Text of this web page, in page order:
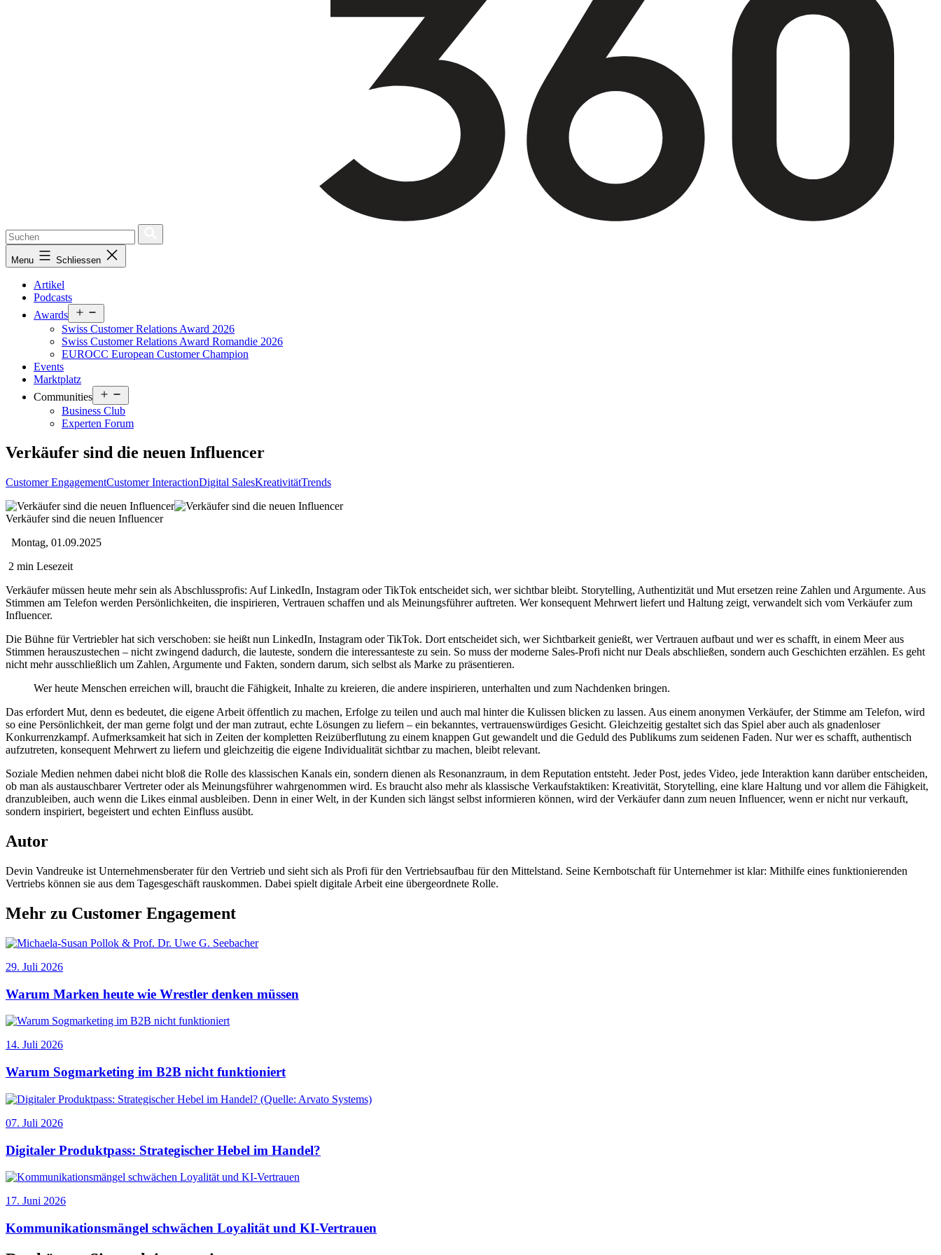
Menu Schliessen
Artikel
Podcasts
Awards
menu
Swiss Customer Relations Award 2026
Swiss Customer Relations Award Romandie 2026
EUROCC European Customer Champion
Events
Marktplatz
Communities
menu
Business Club
Experten Forum
Verkäufer sind die neuen Influencer
Customer EngagementCustomer InteractionDigital SalesKreativitätTrends
Verkäufer sind die neuen Influencer
Montag, 01.09.2025
2 min Lesezeit
Verkäufer müssen heute mehr sein als Abschlussprofis: Auf LinkedIn, Instagram oder TikTok entscheidet sich, wer sichtbar bleibt. Storytelling, Authentizität und Mut ersetzen reine Zahlen und Argumente. Aus
Stimmen am Telefon werden Persönlichkeiten, die inspirieren, Vertrauen schaffen und als Meinungsführer auftreten. Wer konsequent Mehrwert liefert und Haltung zeigt, verwandelt sich vom Verkäufer zum
Influencer.
Die Bühne für Vertriebler hat sich verschoben: sie heißt nun LinkedIn, Instagram oder TikTok. Dort entscheidet sich, wer Sichtbarkeit genießt, wer Vertrauen aufbaut und wer es schafft, in einem Meer aus
Stimmen herauszustechen – nicht zwingend dadurch, die lauteste, sondern die interessanteste zu sein. So muss der moderne Sales-Profi nicht nur Deals abschließen, sondern auch Geschichten erzählen. Es geht
nicht mehr ausschließlich um Zahlen, Argumente und Fakten, sondern darum, sich selbst als Marke zu präsentieren.
Wer heute Menschen erreichen will, braucht die Fähigkeit, Inhalte zu kreieren, die andere inspirieren, unterhalten und zum Nachdenken bringen.
Das erfordert Mut, denn es bedeutet, die eigene Arbeit öffentlich zu machen, Erfolge zu teilen und auch mal hinter die Kulissen blicken zu lassen. Aus einem anonymen Verkäufer, der Stimme am Telefon, wird
so eine Persönlichkeit, der man gerne folgt und der man zutraut, echte Lösungen zu liefern – ein bekanntes, vertrauenswürdiges Gesicht. Gleichzeitig gestaltet sich das Spiel aber auch als gnadenloser
Konkurrenzkampf. Aufmerksamkeit hat sich in Zeiten der kompletten Reizüberflutung zu einem knappen Gut gewandelt und die Geduld des Publikums zum seidenen Faden. Nur wer es schafft, authentisch
aufzutreten, konsequent Mehrwert zu liefern und gleichzeitig die eigene Individualität sichtbar zu machen, bleibt relevant.
Soziale Medien nehmen dabei nicht bloß die Rolle des klassischen Kanals ein, sondern dienen als Resonanzraum, in dem Reputation entsteht. Jeder Post, jedes Video, jede Interaktion kann darüber entscheiden,
ob man als austauschbarer Vertreter oder als Meinungsführer wahrgenommen wird. Es braucht also mehr als klassische Verkaufstaktiken: Kreativität, Storytelling, eine klare Haltung und vor allem die Fähigkeit,
dranzubleiben, auch wenn die Likes einmal ausbleiben. Denn in einer Welt, in der Kunden sich längst selbst informieren können, wird der Verkäufer dann zum neuen Influencer, wenn er nicht nur verkauft,
sondern inspiriert, begeistert und echten Einfluss ausübt.
Autor
Devin Vandreuke ist Unternehmensberater für den Vertrieb und sieht sich als Profi für den Vertriebsaufbau für den Mittelstand. Seine Kernbotschaft für Unternehmer ist klar: Mithilfe eines funktionierenden
Vertriebs können sie aus dem Tagesgeschäft rauskommen. Dabei spielt digitale Arbeit eine übergeordnete Rolle.
Mehr zu Customer Engagement
29. Juli 2026
Warum Marken heute wie Wrestler denken müssen
14. Juli 2026
Warum Sogmarketing im B2B nicht funktioniert
07. Juli 2026
Digitaler Produktpass: Strategischer Hebel im Handel?
17. Juni 2026
Kommunikationsmängel schwächen Loyalität und KI-Vertrauen